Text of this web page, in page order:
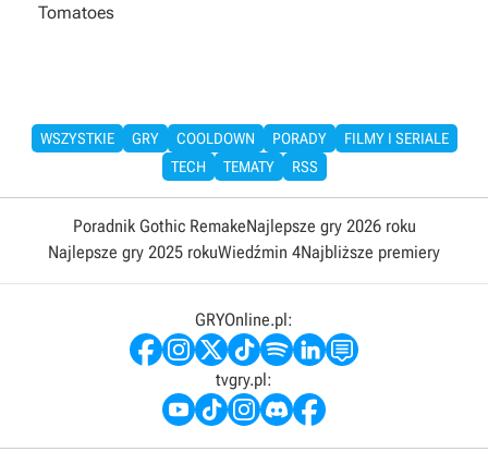
Tomatoes
WSZYSTKIE GRY COOLDOWN PORADY
FILMY I SERIALE
TECH
TEMATY RSS
Poradnik Gothic RemakeNajlepsze gry 2026 roku
Najlepsze gry 2025 rokuWiedźmin 4Najbliższe premiery
GRYOnline.pl:
tvgry.pl: